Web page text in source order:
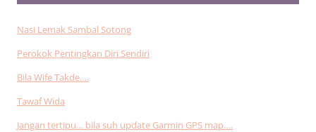
Nasi Lemak Sambal Sotong
Perokok Pentingkan Diri Sendiri
Bila Wife Takde….
Tawaf Wida
Jangan tertipu… bila suh update Garmin GPS map….